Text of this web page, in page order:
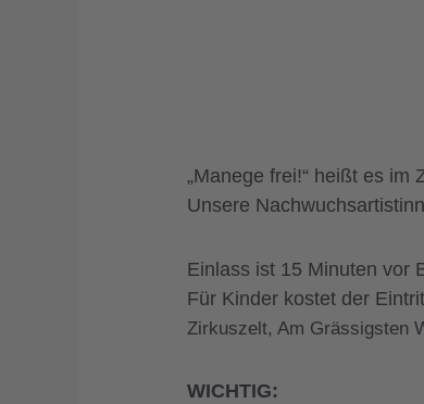
„Manege frei!“ heißt es im
Unsere
Einlass ist 15 Minuten vor
Für Kinder kostet der
Zirkuszelt, Am Grässigsten
WICHTIG: